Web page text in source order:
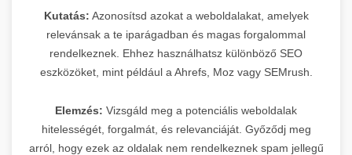
Kutatás: Azonosítsd azokat a weboldalakat, amelyek
relevánsak a te iparágadban és magas forgalommal
rendelkeznek. Ehhez használhatsz különböző SEO
eszközöket, mint például a Ahrefs, Moz vagy SEMrush.
Elemzés: Vizsgáld meg a potenciális weboldalak
hitelességét, forgalmát, és relevanciáját. Győződj meg
arról, hogy ezek az oldalak nem rendelkeznek spam jellegű